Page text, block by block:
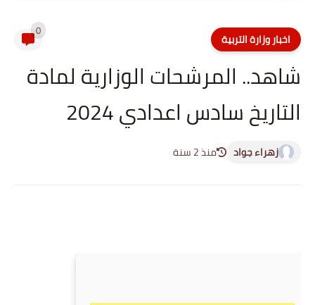
اخبار وزارة التربية 0
شاهد.. المرشحات الوزارية لمادة
التاريخ سادس اعدادي 2024
زهراء جواد منذ 2 سنة